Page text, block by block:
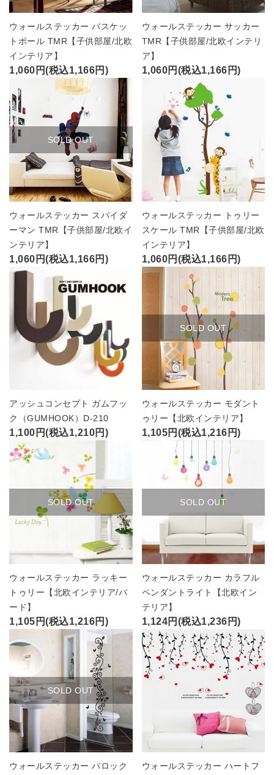
ウォールステッカー バスケッ
トボール TMR【子供部屋/北欧
インテリア】
1,060円(税込1,166円)
ウォールステッカー サッカー
TMR【子供部屋/北欧インテリ
ア】
1,060円(税込1,166円)
SOLD OUT
ウォールステッカー スパイダ
ーマン TMR【子供部屋/北欧イ
ンテリア】
1,060円(税込1,166円)
ウォールステッカー トゥリー
スケール TMR【子供部屋/北欧
インテリア】
1,060円(税込1,166円)
アッシュコンセプト ガムフッ
ク（GUMHOOK）D-210
1,100円(税込1,210円)
SOLD OUT
ウォールステッカー モダント
ゥリー【北欧インテリア】
1,105円(税込1,216円)
SOLD OUT
ウォールステッカー ラッキー
トゥリー【北欧インテリア/バ
ード】
1,105円(税込1,216円)
SOLD OUT
ウォールステッカー カラフル
ペンダントライト【北欧イン
テリア】
1,124円(税込1,236円)
SOLD OUT
ウォールステッカー バロック
ウォールステッカー ハートフ